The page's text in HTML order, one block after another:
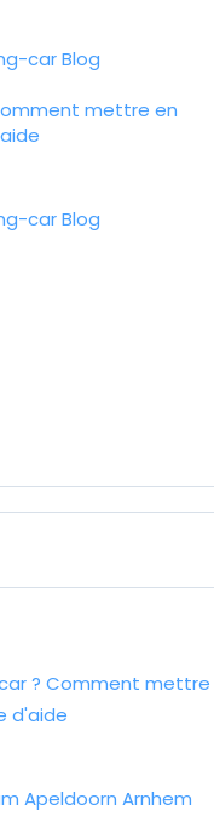
carBlog
mettre en
carBlog
? Comment mettre
d'aide
Apeldoorn Arnhem